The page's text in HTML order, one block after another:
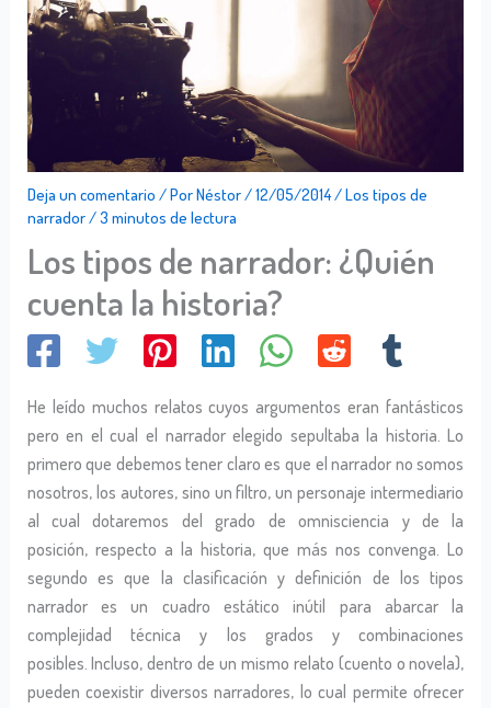
Deja un comentario / PorNéstor/12/05/2014/Los tipos de
narrador/3 minutos de lectura
Los tipos de narrador: ¿Quién
cuenta la historia?
He leído muchos relatos cuyos argumentos eran fantásticos
pero en el cual el narrador elegido sepultaba la historia. Lo
primero que debemos tener claro es que el narrador no somos
nosotros, los autores, sino un filtro, un personaje intermediario
al cual dotaremos del grado de omnisciencia y de la
posición, respecto a la historia, que más nos convenga. Lo
segundo es que la clasificación y definición de los tipos
narrador es un cuadro estático inútil para abarcar la
complejidad técnica y los grados y combinaciones
posibles. Incluso, dentro de un mismo relato (cuento o novela),
pueden coexistir diversos narradores, lo cual permite ofrecer